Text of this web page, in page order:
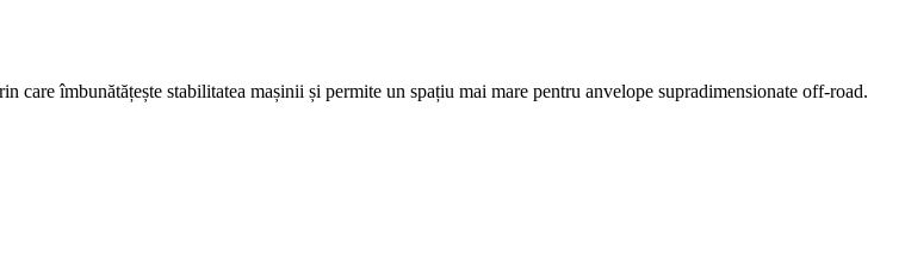
îmbunătățește stabilitatea mașinii și permite un spațiu mai mare pentru anvelope supradimensionate off-road.